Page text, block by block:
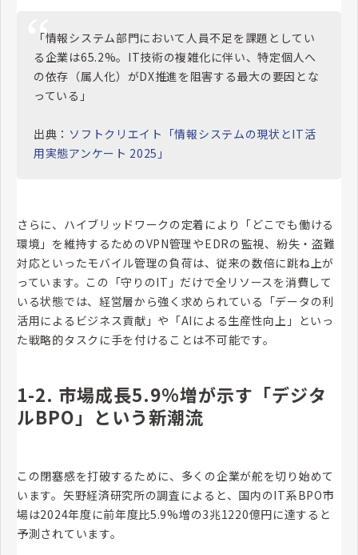
「情報システム部門において人員不足を課題としてい
る企業は65.2%。IT技術の複雑化に伴い、特定個人へ
の依存（属人化）がDX推進を阻害する最大の要因とな
っている」
出典： ソフトクリエイト「情報システムの現状とIT活
用実態アンケート 2025」
さらに、ハイブリッドワークの定着により「どこでも働ける
環境」を維持するためのVPN管理やEDRの監視、紛失・盗難
対応といったモバイル管理の負荷は、従来の数倍に跳ね上が
っています。この「守りのIT」だけで全リソースを消費して
いる状態では、経営層から強く求められている「データの利
活用によるビジネス貢献」や「AIによる生産性向上」といっ
た戦略的タスクに手を付けることは不可能です。
1-2. 市場成長5.9%増が示す「デジタ
ルBPO」という新潮流
この閉塞感を打破するために、多くの企業が舵を切り始めて
います。矢野経済研究所の調査によると、国内のIT系BPO市
場は2024年度に前年度比5.9%増の3兆1220億円に達すると
予測されています。